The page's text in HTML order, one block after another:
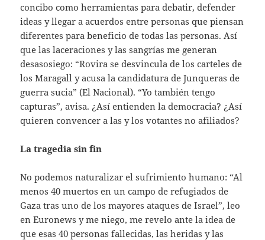
concibo como herramientas para debatir, defender
ideas y llegar a acuerdos entre personas que piensan
diferentes para beneficio de todas las personas. Así
que las laceraciones y las sangrías me generan
desasosiego: “Rovira se desvincula de los carteles de
los Maragall y acusa la candidatura de Junqueras de
guerra sucia” (El Nacional). “Yo también tengo
capturas”, avisa. ¿Así entienden la democracia? ¿Así
quieren convencer a las y los votantes no afiliados?
La tragedia sin fin
No podemos naturalizar el sufrimiento humano: “Al
menos 40 muertos en un campo de refugiados de
Gaza tras uno de los mayores ataques de Israel”, leo
en Euronews y me niego, me revelo ante la idea de
que esas 40 personas fallecidas, las heridas y las